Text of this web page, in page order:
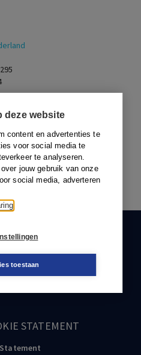
deze website
content en advertenties te
voor social media te
te analyseren.
jouw gebruik van onze
social media, adverteren
toestaan
aan
is
werkland
STATEMENT